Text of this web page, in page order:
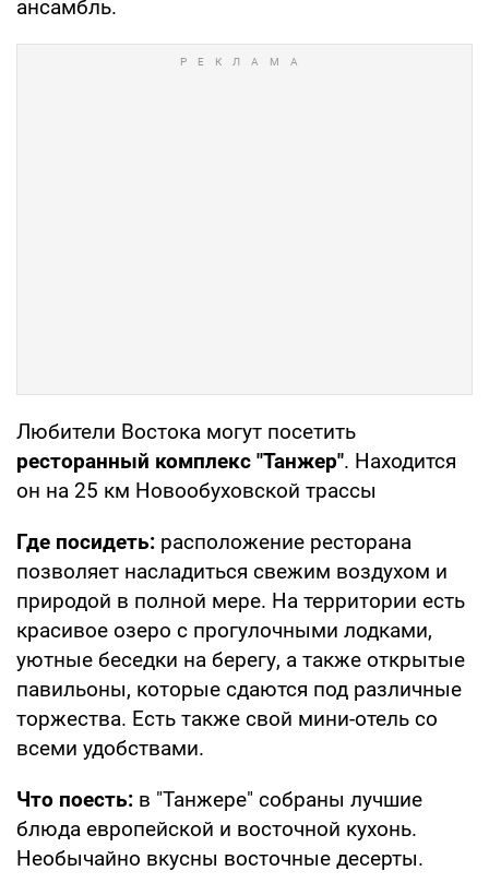
ансамбль.
Любители Востока могут посетить
ресторанный комплекс "Танжер". Находится
он на 25 км Новообуховской трассы
Где посидеть: расположение ресторана
позволяет насладиться свежим воздухом и
природой в полной мере. На территории есть
красивое озеро с прогулочными лодками,
уютные беседки на берегу, а также открытые
павильоны, которые сдаются под различные
торжества. Есть также свой мини-отель со
всеми удобствами.
Что поесть: в "Танжере" собраны лучшие
блюда европейской и восточной кухонь.
Необычайно вкусны восточные десерты.